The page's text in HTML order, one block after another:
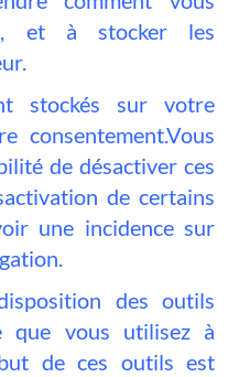
et à stocker les
stockés sur votre
consentement.Vous
de désactiver ces
de certains
une incidence sur
des outils
que vous utilisez à
de ces outils est